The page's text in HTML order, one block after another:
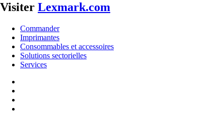
Visiter Lexmark.com
Commander
Imprimantes
Consommables et accessoires
Solutions sectorielles
Services